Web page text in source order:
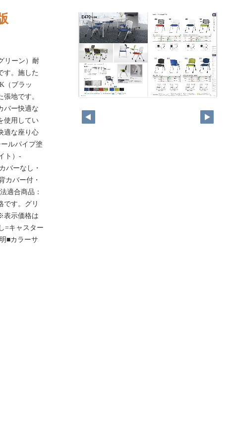
リーン）耐
す。施した
（ブラッ
地です。
バー快適な
使用してい
適な座り心
ルパイプ塗
ト）-
バーなし・
カバー付・
適合商品：
です。グリ
表示価格は
=キャスター
■カラーサ